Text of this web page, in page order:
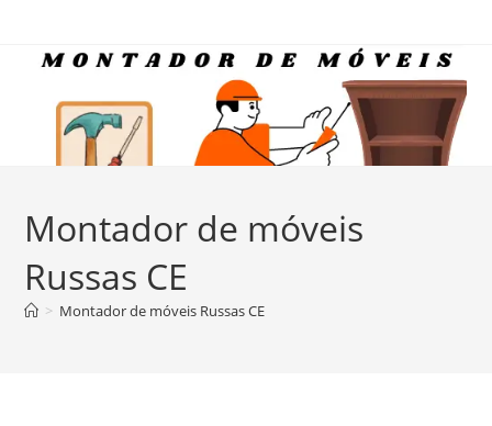
Montador de móveis
Russas CE
> Montador de móveis Russas CE